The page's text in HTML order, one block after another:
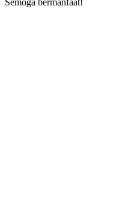
Semoga bermanfaat!